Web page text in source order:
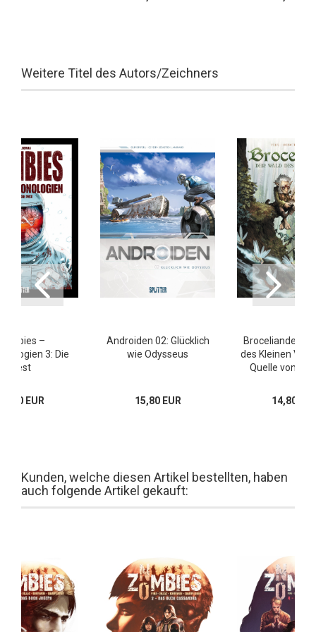
Weitere Titel des Autors/Zeichners
–
3: Die
Pest
EUR
Androiden 02: Glücklich
wie Odysseus
15,80 EUR
Broceliande –
des Kleinen
Quelle von
14,80
Kunden, welche diesen Artikel bestellten, haben
auch folgende Artikel gekauft: